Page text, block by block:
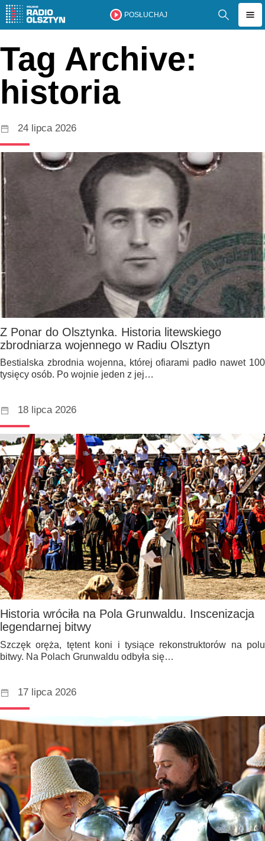
POSŁUCHAJ
Tag Archive:
historia
24 lipca 2026
Z Ponar do Olsztynka. Historia litewskiego
zbrodniarza wojennego w Radiu Olsztyn
Bestialska zbrodnia wojenna, której ofiarami padło nawet 100
tysięcy osób. Po wojnie jeden z jej…
18 lipca 2026
Historia wróciła na Pola Grunwaldu. Inscenizacja
legendarnej bitwy
Szczęk oręża, tętent koni i tysiące rekonstruktorów na polu
bitwy. Na Polach Grunwaldu odbyła się…
17 lipca 2026